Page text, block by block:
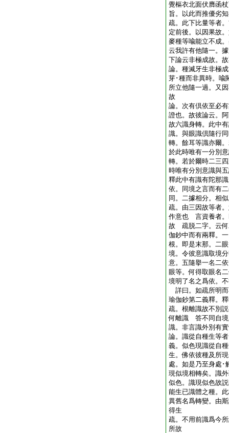
覺樞衣北面伏膺函
旨。以此而推優劣
疏。此下比量等者
定前後。以因果故
麥種等喩能立不成
云我許有他隨一。
下論云非極成故。
論。種滅牙生非極
芽･種而非異時。喩
所立他隨一過。又
故
論。次有倶依至必
證也。故彼論云。
故六識身轉。此中
識。與眼識倶隨行
轉。餘耳等識亦爾
於此時唯有一分別
轉。若於爾時二三
時唯有分別意識與
釋此中有識有陀那
依。同境之言而有
同。二據相分。相
疏。由三因故等者
作意也 言資養者。
故 疏脱二字。云
伽鈔中而有兩釋。
根。即是末那。二
境。令彼意識取境
意。五隨擧一名二
眼等。何得取眼名
境明了名之爲依。
詳曰。如疏所明
瑜伽鈔第二義釋。
疏。根離識故不別
何離識 答不同自境
識。非言識外別有
論。識從自種生等
義。似色現識從自
生。佛依彼種及所
處。如是乃至身處
現似境相轉矣。識
似色。識現似色故
能生已識體之種。
異舊名爲轉變。由
得生
疏。不用前識爲今
所故